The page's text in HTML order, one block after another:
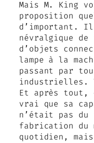
Mais M. King
proposition
d’important.
névralgique de
d’objets
lampe à la
passant par
industrielles.
Et après
vrai que sa
n’était pas du
fabrication du
quotidien,